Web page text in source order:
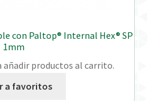
con Paltop® Internal Hex® SP
1mm
añadir productos al carrito.
a favoritos